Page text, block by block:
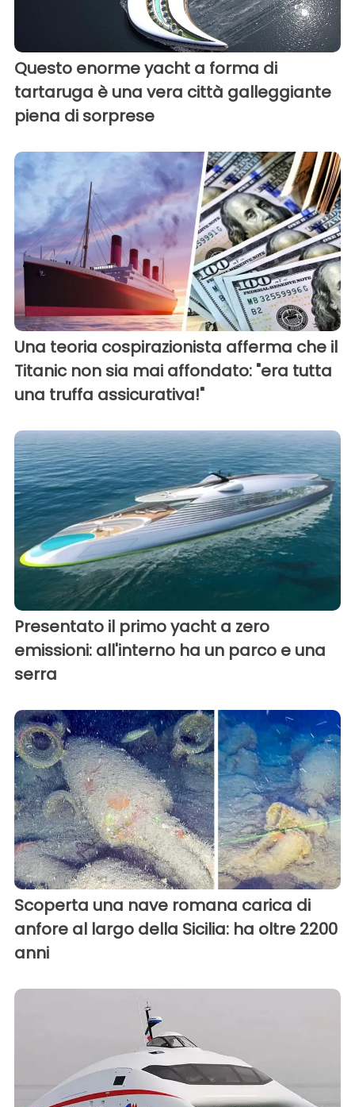
Questo enorme yacht a forma di
tartaruga è una vera città galleggiante
piena di sorprese
Una teoria cospirazionista afferma che il
Titanic non sia mai affondato: "era tutta
una truffa assicurativa!"
Presentato il primo yacht a zero
emissioni: all'interno ha un parco e una
serra
Scoperta una nave romana carica di
anfore al largo della Sicilia: ha oltre 2200
anni